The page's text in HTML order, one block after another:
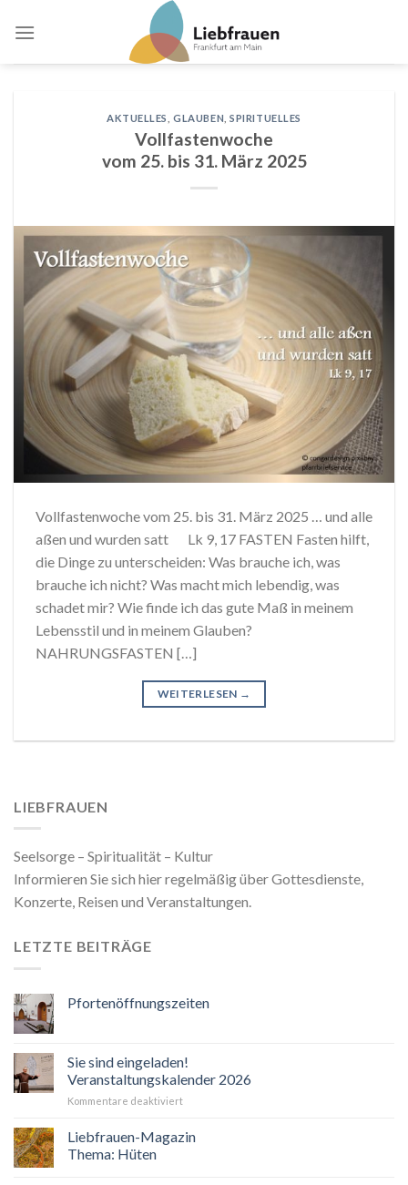
AKTUELLES ,GLAUBEN ,SPIRITUELLES
Vollfastenwoche
vom 25. bis 31. März 2025
Vollfastenwoche vom 25. bis 31. März 2025 … und alle
aßen und wurden satt Lk 9, 17 FASTEN Fasten hilft,
die Dinge zu unterscheiden: Was brauche ich, was
brauche ich nicht? Was macht mich lebendig, was
schadet mir? Wie finde ich das gute Maß in meinem
Lebensstil und in meinem Glauben?
NAHRUNGSFASTEN […]
WEITERLESEN →
LIEBFRAUEN
Seelsorge – Spiritualität – Kultur
Informieren Sie sich hier regelmäßig über Gottesdienste,
Konzerte, Reisen und Veranstaltungen.
LETZTE BEITRÄGE
Pfortenöffnungszeiten
Sie sind eingeladen!
Veranstaltungskalender 2026
Kommentare deaktiviertfür
sind
eingeladen!
Liebfrauen-Magazin
Thema: Hüten